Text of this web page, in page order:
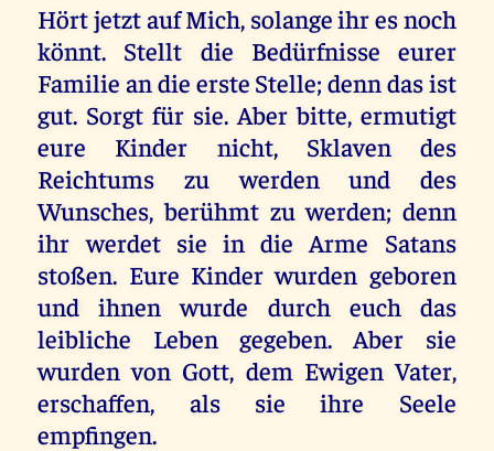
Hört jetzt auf Mich, solange ihr es noch
könnt. Stellt die Bedürfnisse eurer
Familie an die erste Stelle; denn das ist
gut. Sorgt für sie. Aber bitte, ermutigt
eure Kinder nicht, Sklaven des
Reichtums zu werden und des
Wunsches, berühmt zu werden; denn
ihr werdet sie in die Arme Satans
stoßen. Eure Kinder wurden geboren
und ihnen wurde durch euch das
leibliche Leben gegeben. Aber sie
wurden von Gott, dem Ewigen Vater,
erschaffen, als sie ihre Seele
empfingen.